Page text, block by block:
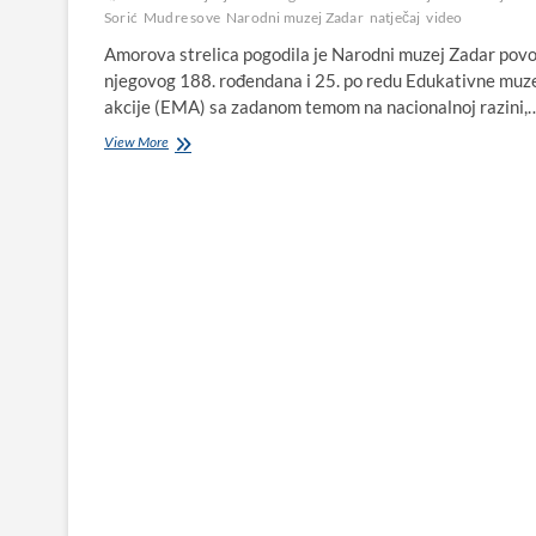
Sorić Mudre sove Narodni muzej Zadar natječaj video
Amorova strelica pogodila je Narodni muzej Zadar
njegovog 188. rođendana i 25. po redu Edukativne
akcije (EMA) sa zadanom temom na nacionalnoj
View MoreVIDEO: